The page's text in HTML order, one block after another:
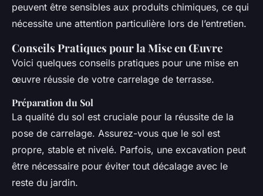
peuvent être sensibles aux produits chimiques, ce qui
nécessite une attention particulière lors de l’entretien.
Conseils Pratiques pour la Mise en Œuvre
Voici quelques conseils pratiques pour une mise en
œuvre réussie de votre carrelage de terrasse.
Préparation du Sol
La qualité du sol est cruciale pour la réussite de la
pose de carrelage. Assurez-vous que le sol est
propre, stable et nivelé. Parfois, une excavation peut
être nécessaire pour éviter tout décalage avec le
reste du jardin.